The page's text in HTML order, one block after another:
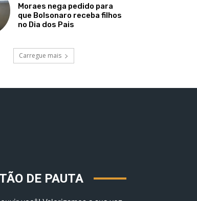
Moraes nega pedido para
que Bolsonaro receba filhos
no Dia dos Pais
Carregue mais
DE PAUTA